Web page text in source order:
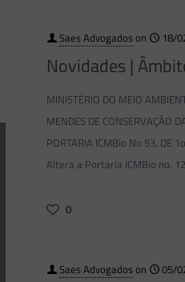
Saes Advogadoson 18/
Novidades |
MINISTÉRIO DO MEIO
MENDES DE CONSERVAÇÃO
PORTARIA ICMBio No 53, DE
Altera a Portaria ICMBio no.
0
Saes Advogadoson 05/